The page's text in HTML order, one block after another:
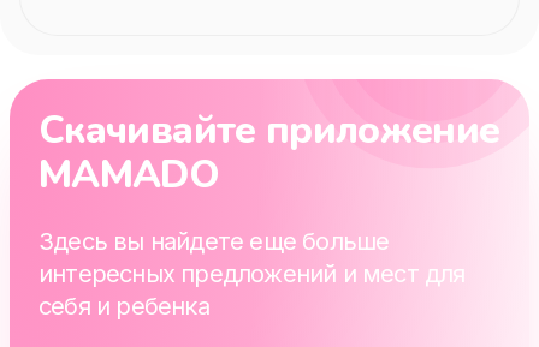
Скачивайте приложение
MAMADO
Здесь вы найдете еще больше
интересных предложений и мест для
себя и ребенка